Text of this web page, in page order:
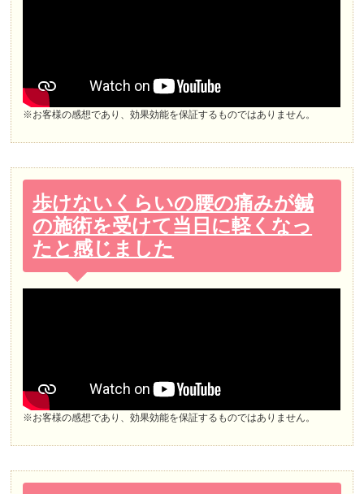
※お客様の感想であり、効果効能を保証するものではありません。
歩けないくらいの腰の痛みが鍼
の施術を受けて当日に軽くなっ
たと感じました
※お客様の感想であり、効果効能を保証するものではありません。